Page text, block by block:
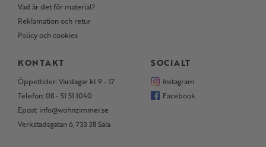
Vad är det för material?
Reklamation och retur
Policy och cookies
KONTAKT
Öppettider: Vardagar kl 9 - 17
Telefon: 08 - 51 51 1040
Epost: info@wohnzimmer.se
Verkstadsgatan 6, 733 38 Sala
SOCIALT
Instagram
Facebook